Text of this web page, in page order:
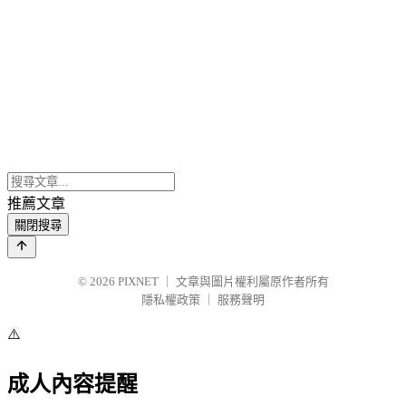
推薦文章
關閉搜尋
© 2026 PIXNET
文章與圖片權利屬原作者所有
隱私權政策
服務聲明
⚠️
成人內容提醒